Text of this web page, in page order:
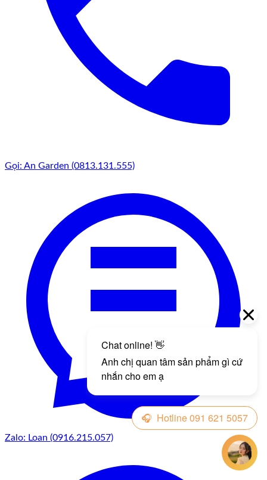
Gọi: An Garden (0813.131.555)
Zalo: Loan (0916.215.057)